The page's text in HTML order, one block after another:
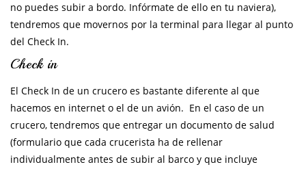
no puedes subir a bordo. Infórmate de ello en tu naviera),
tendremos que movernos por la terminal para llegar al punto
del Check In.
Check in
El Check In de un crucero es bastante diferente al que
hacemos en internet o el de un avión. En el caso de un
crucero, tendremos que entregar un documento de salud
(formulario que cada crucerista ha de rellenar
individualmente antes de subir al barco y que incluye